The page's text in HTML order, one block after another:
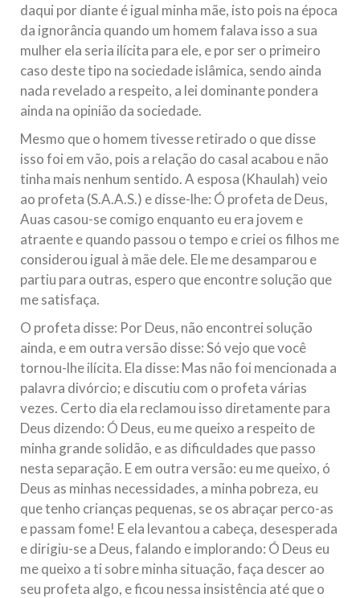
daqui por diante é igual minha mãe, isto pois na época
da ignorância quando um homem falava isso a sua
mulher ela seria ilícita para ele, e por ser o primeiro
caso deste tipo na sociedade islâmica, sendo ainda
nada revelado a respeito, a lei dominante pondera
ainda na opinião da sociedade.
Mesmo que o homem tivesse retirado o que disse
isso foi em vão, pois a relação do casal acabou e não
tinha mais nenhum sentido. A esposa (Khaulah) veio
ao profeta (S.A.A.S.) e disse-lhe: Ó profeta de Deus,
Auas casou-se comigo enquanto eu era jovem e
atraente e quando passou o tempo e criei os filhos me
considerou igual à mãe dele. Ele me desamparou e
partiu para outras, espero que encontre solução que
me satisfaça.
O profeta disse: Por Deus, não encontrei solução
ainda, e em outra versão disse: Só vejo que você
tornou-lhe ilícita. Ela disse: Mas não foi mencionada a
palavra divórcio; e discutiu com o profeta várias
vezes. Certo dia ela reclamou isso diretamente para
Deus dizendo: Ó Deus, eu me queixo a respeito de
minha grande solidão, e as dificuldades que passo
nesta separação. E em outra versão: eu me queixo, ó
Deus as minhas necessidades, a minha pobreza, eu
que tenho crianças pequenas, se os abraçar perco-as
e passam fome! E ela levantou a cabeça, desesperada
e dirigiu-se a Deus, falando e implorando: Ó Deus eu
me queixo a ti sobre minha situação, faça descer ao
seu profeta algo, e ficou nessa insistência até que o